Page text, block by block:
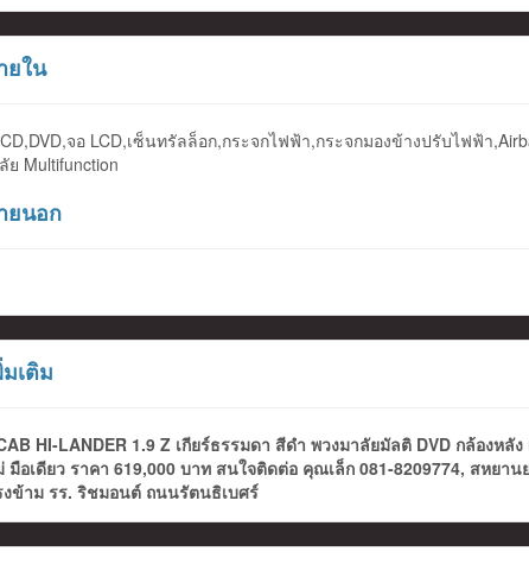
ยใน
จอ LCD,เซ็นทรัลล็อก,กระจกไฟฟ้า,กระจกมองข้างปรับไฟฟ้า
ย Multifunction
ยนอก
เติม
HI-LANDER 1.9 Z เกียร์ธรรมดา สีดำ พวงมาลัยมัลติ DVD กล้องหลั
มือเดียว ราคา 619,000 บาท สนใจติดต่อ คุณเล็ก 081-8209774, สหยา
ข้าม รร. ริชมอนต์ ถนนรัตนธิเบศร์